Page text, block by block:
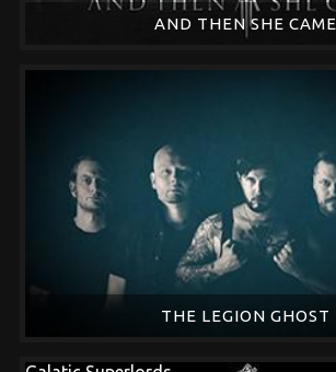
AND THEN SHE CAME
THE LEGION GHOST